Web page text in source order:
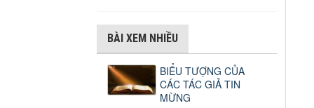
BÀI XEM NHIỀU
BIỂU TƯỢNG CỦA
CÁC TÁC GIẢ TIN
MỪNG